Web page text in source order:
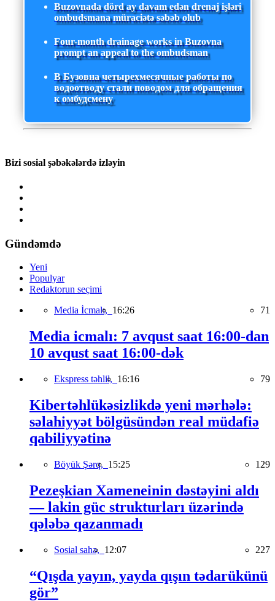
Buzovnada dörd ay davam edən drenaj işləri
ombudsmana müraciətə səbəb olub
Four-month drainage works in Buzovna
prompt an appeal to the ombudsman
В Бузовна четырехмесячные работы по
водоотводу стали поводом для обращения
к омбудсмену
Bizi sosial şəbəkələrdə izləyin
Gündəmdə
Yeni
Populyar
Redaktorun seçimi
Media İcmalı, 16:26 71
Media icmalı: 7 avqust saat 16:00-dan
10 avqust saat 16:00-dək
Ekspress təhlil, 16:16 79
Kibertəhlükəsizlikdə yeni mərhələ:
səlahiyyət bölgüsündən real müdafiə
qabiliyyətinə
Böyük Şərq, 15:25 129
Pezeşkian Xameneinin dəstəyini aldı
— lakin güc strukturları üzərində
qələbə qazanmadı
Sosial sahə, 12:07 227
“Qışda yayın, yayda qışın tədarükünü
gör”